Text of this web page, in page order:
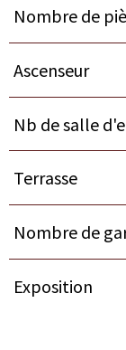
Nombre de
Ascenseur
Nb de salle
Terrasse
Nombre de
Exposition